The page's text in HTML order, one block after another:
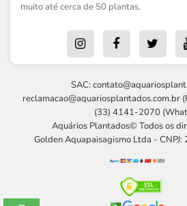
muito até cerca de 50 plantas.
SAC:
reclamacao@aquariosplantados.com.br
(33) 4141-2070
Aquários Plantados© Todos os
Golden Aquapaisagismo Ltda -